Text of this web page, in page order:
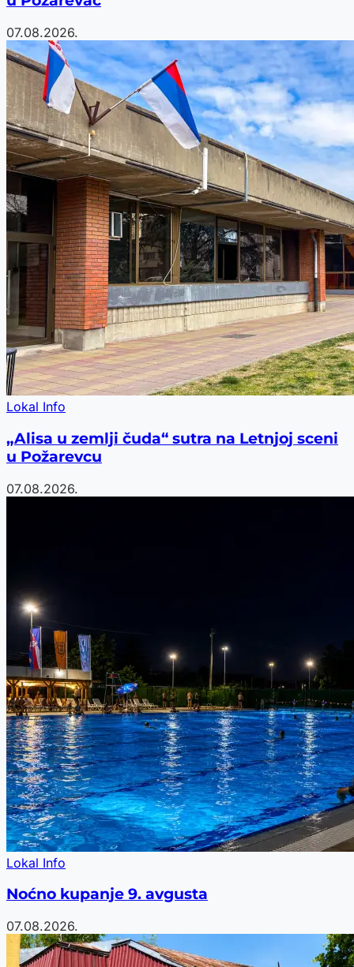
07.08.2026.
Lokal Info
„Alisa u zemlji čuda“ sutra na Letnjoj sceni
u Požarevcu
07.08.2026.
Lokal Info
Noćno kupanje 9. avgusta
07.08.2026.